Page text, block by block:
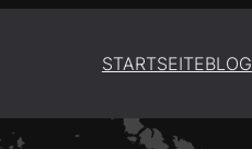
STARTSEITEBLOG